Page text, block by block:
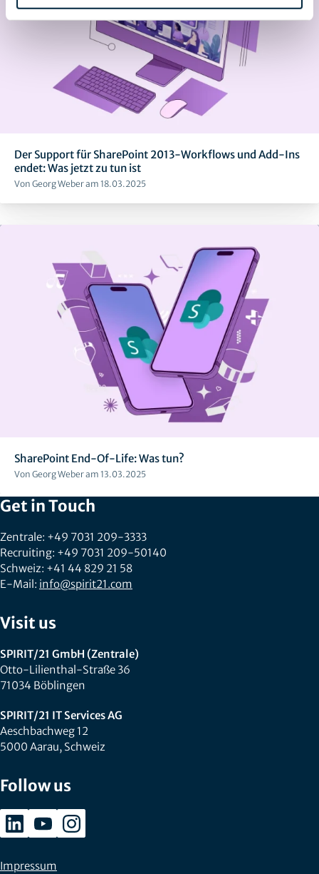
Der Support für SharePoint 2013-Workflows und Add-Ins
endet: Was jetzt zu tun ist
Von Georg Weber am 18.03.2025
SharePoint End-Of-Life: Was tun?
Von Georg Weber am 13.03.2025
Get in Touch
Zentrale: +49 7031 209-3333
Recruiting: +49 7031 209-50140
Schweiz: +41 44 829 21 58
E-Mail: info@spirit21.com
Visit us
SPIRIT/21 GmbH (Zentrale)
Otto-Lilienthal-Straße 36
71034 Böblingen
SPIRIT/21 IT Services AG
Aeschbachweg 12
5000 Aarau, Schweiz
Follow us
Impressum